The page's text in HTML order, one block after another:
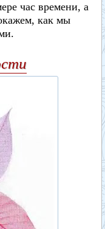
час времени, а
как мы